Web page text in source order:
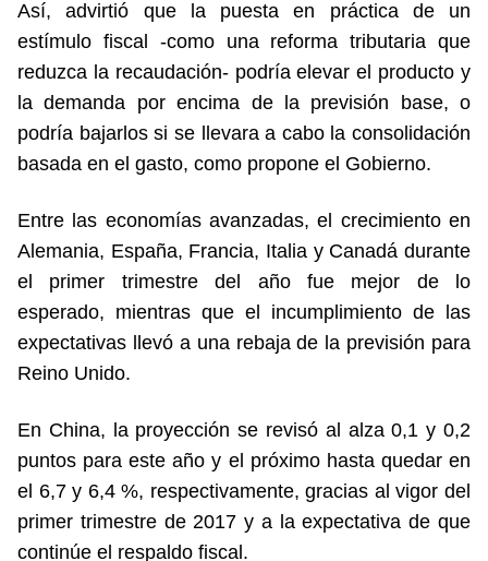
Así, advirtió que la puesta en práctica de un
estímulo fiscal -como una reforma tributaria que
reduzca la recaudación- podría elevar el producto y
la demanda por encima de la previsión base, o
podría bajarlos si se llevara a cabo la consolidación
basada en el gasto, como propone el Gobierno.
Entre las economías avanzadas, el crecimiento en
Alemania, España, Francia, Italia y Canadá durante
el primer trimestre del año fue mejor de lo
esperado, mientras que el incumplimiento de las
expectativas llevó a una rebaja de la previsión para
Reino Unido.
En China, la proyección se revisó al alza 0,1 y 0,2
puntos para este año y el próximo hasta quedar en
el 6,7 y 6,4 %, respectivamente, gracias al vigor del
primer trimestre de 2017 y a la expectativa de que
continúe el respaldo fiscal.